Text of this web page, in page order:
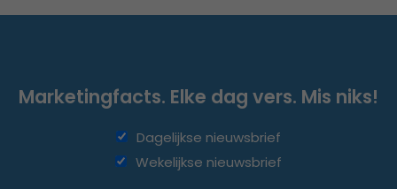
Marketingfacts. Elke dag vers. Mis niks!
Dagelijkse nieuwsbrief
Wekelijkse nieuwsbrief